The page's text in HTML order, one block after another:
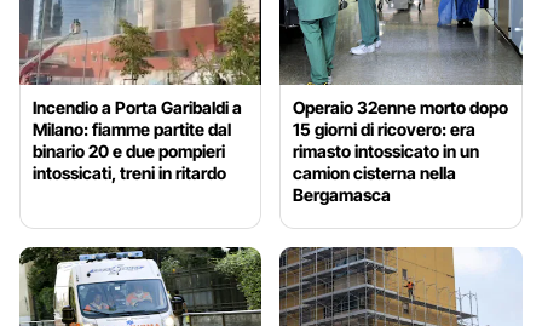
Incendio a Porta Garibaldi a
Milano: fiamme partite dal
binario 20 e due pompieri
intossicati, treni in ritardo
Operaio 32enne morto dopo
15 giorni di ricovero: era
rimasto intossicato in un
camion cisterna nella
Bergamasca